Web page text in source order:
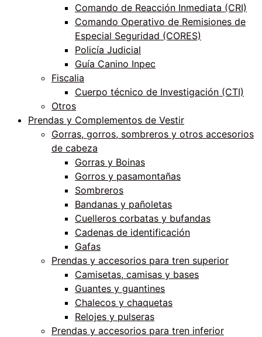
Comando de Reacción Inmediata (CRI)
Comando Operativo de Remisiones de
Especial Seguridad (CORES)
Policía Judicial
Guía Canino Inpec
Fiscalia
Cuerpo técnico de Investigación (CTI)
Otros
Prendas y Complementos de Vestir
Gorras, gorros, sombreros y otros accesorios
de cabeza
Gorras y Boinas
Gorros y pasamontañas
Sombreros
Bandanas y pañoletas
Cuelleros corbatas y bufandas
Cadenas de identificación
Gafas
Prendas y accesorios para tren superior
Camisetas, camisas y bases
Guantes y guantines
Chalecos y chaquetas
Relojes y pulseras
Prendas y accesorios para tren inferior